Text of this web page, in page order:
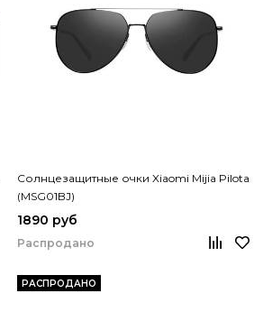
Солнцезащитные очки Xiaomi Mijia Pilota
(MSG01BJ)
1890 руб
Распродано
РАСПРОДАНО